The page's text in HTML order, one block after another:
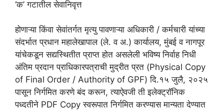
‘क’ गटातील सेवानिवृत्त
होणाऱ्या किंवा सेवांतर्गत मृत्यु पावणाऱ्या अधिकारी / कर्मचारी यांच्या
संदर्भात प्रधान महालेखापाल (ले. व अ.) कार्यालय, मुंबई व नागपूर
यांचेकडून सद्यस्थितीत प्राप्त होत असलेली भविष्य निर्वाह निधी
अंतिम प्रदान प्राधिकारपत्राची मुद्रीत प्रत (Physical Copy
of Final Order / Authority of GPF) दि.१५ जुलै, २०२५
पासून निर्गमित करणे बंद करून, त्याऐवजी ती इलेक्ट्रॉनिक
पध्दतीने PDF Copy स्वरूपात निर्गमित करण्यास मान्यता देण्यात